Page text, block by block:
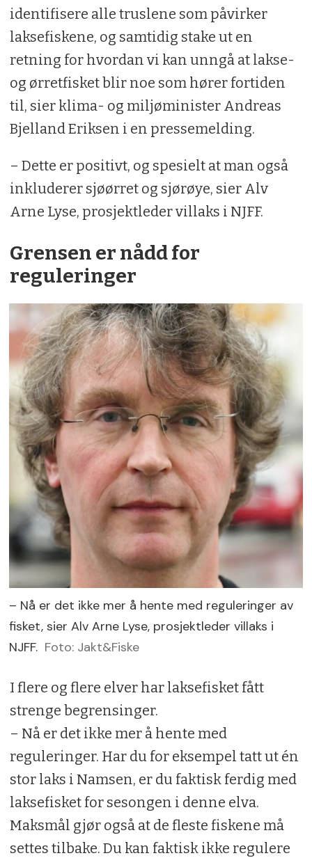
identifisere alle truslene som påvirker
laksefiskene, og samtidig stake ut en
retning for hvordan vi kan unngå at lakse-
og ørretfisket blir noe som hører fortiden
til, sier klima- og miljøminister Andreas
Bjelland Eriksen i en pressemelding.
– Dette er positivt, og spesielt at man også
inkluderer sjøørret og sjørøye, sier Alv
Arne Lyse, prosjektleder villaks i NJFF.
Grensen er nådd for
reguleringer
– Nå er det ikke mer å hente med reguleringer av
fisket, sier Alv Arne Lyse, prosjektleder villaks i
NJFF. Foto: Jakt&Fiske
I flere og flere elver har laksefisket fått
strenge begrensinger.
– Nå er det ikke mer å hente med
reguleringer. Har du for eksempel tatt ut én
stor laks i Namsen, er du faktisk ferdig med
laksefisket for sesongen i denne elva.
Maksmål gjør også at de fleste fiskene må
settes tilbake. Du kan faktisk ikke regulere